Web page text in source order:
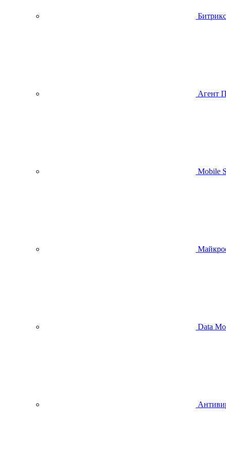
Битрикс
Агент
Mobile
Data